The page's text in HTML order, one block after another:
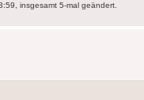
insgesamt 5-mal geändert.